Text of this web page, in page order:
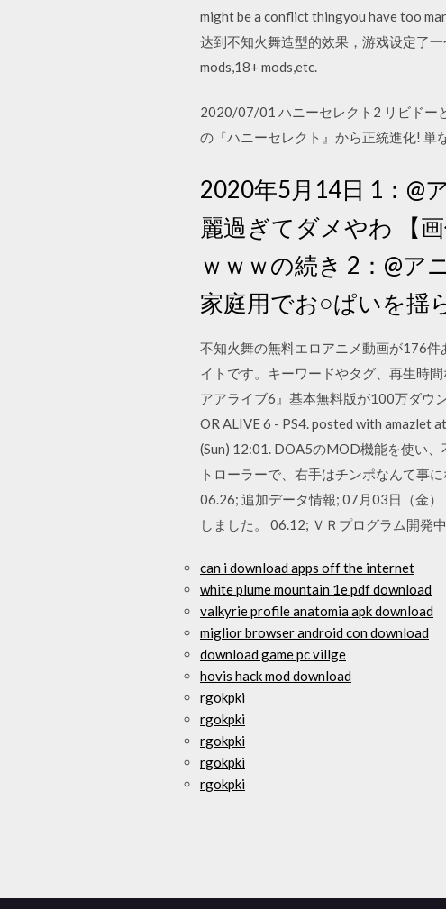
might be a conflict thingyou have too
达到不知火舞造型的效果，游戏设定了
mods,18+ mods,etc.
2020/07/01 ハニーセレクト2 リビドー
の『ハニーセレクト』から正統進化! 単
2020年5月14日 1：@
麗過ぎてダメやわ 【
ｗｗｗの続き 2：@ア
家庭用でお○ぱいを揺
不知火舞の無料エロアニメ動画が176
イトです。キーワードやタグ、再生時
アアライブ6』基本無料版が100万ダウ
OR ALIVE 6 - PS4. posted with amazlet
(Sun) 12:01. DOA5のMOD機能を使い
トローラーで、右手はチンポなんて事
06.26; 追加データ情報; 07月03日（金
しました。 06.12; ＶＲプログラム開発
can i download apps off the internet
white plume mountain 1e pdf download
valkyrie profile anatomia apk download
miglior browser android con download
download game pc villge
hovis hack mod download
rgokpki
rgokpki
rgokpki
rgokpki
rgokpki